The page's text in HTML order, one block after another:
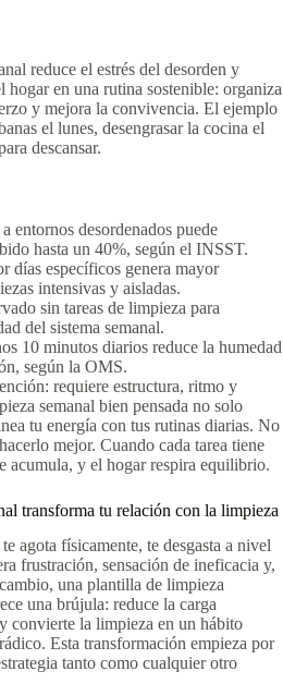
reduce el estrés del desorden y
en una rutina sostenible: organiza
y mejora la convivencia. El ejemplo
el lunes, desengrasar la cocina el
descansar.
entornos desordenados puede
hasta un 40%, según el INSST.
días específicos genera mayor
intensivas y aisladas.
sin tareas de limpieza para
del sistema semanal.
10 minutos diarios reduce la humedad
según la OMS.
requiere estructura, ritmo y
semanal bien pensada no solo
tu energía con tus rutinas diarias. No
mejor. Cuando cada tarea tiene
acumula, y el hogar respira equilibrio.
transforma tu relación con la limpieza
agota físicamente, te desgasta a nivel
frustración, sensación de ineficacia y,
una plantilla de limpieza
una brújula: reduce la carga
convierte la limpieza en un hábito
Esta transformación empieza por
tanto como cualquier otro